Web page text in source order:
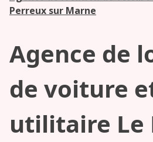
Perreux sur Marne
Agence de
de voiture
utilitaire Le
Commencez
votre
recherche
pour voir les
proximité